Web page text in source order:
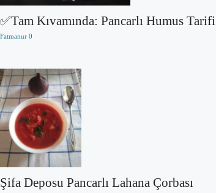
✅Tam Kıvamında: Pancarlı Humus Tarifi
Fatmanur 0
Şifa Deposu Pancarlı Lahana Çorbası